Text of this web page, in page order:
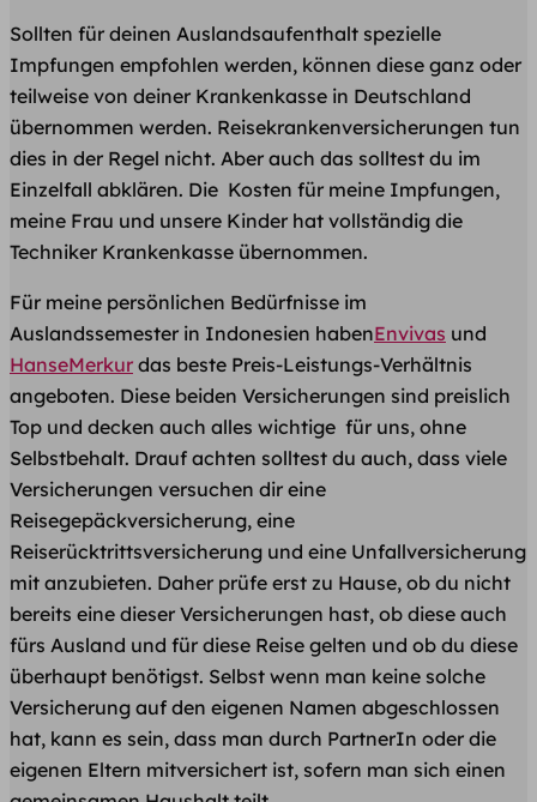
Sollten für deinen Auslandsaufenthalt spezielle
Impfungen empfohlen werden, können diese ganz oder
teilweise von deiner Krankenkasse in Deutschland
übernommen werden. Reisekrankenversicherungen tun
dies in der Regel nicht. Aber auch das solltest du im
Einzelfall abklären. Die Kosten für meine Impfungen,
meine Frau und unsere Kinder hat vollständig die
Techniker Krankenkasse übernommen.
Für meine persönlichen Bedürfnisse im
Auslandssemester in Indonesien habenEnvivas und
HanseMerkur das beste Preis-Leistungs-Verhältnis
angeboten. Diese beiden Versicherungen sind preislich
Top und decken auch alles wichtige für uns, ohne
Selbstbehalt. Drauf achten solltest du auch, dass viele
Versicherungen versuchen dir eine
Reisegepäckversicherung, eine
Reiserücktrittsversicherung und eine Unfallversicherung
mit anzubieten. Daher prüfe erst zu Hause, ob du nicht
bereits eine dieser Versicherungen hast, ob diese auch
fürs Ausland und für diese Reise gelten und ob du diese
überhaupt benötigst. Selbst wenn man keine solche
Versicherung auf den eigenen Namen abgeschlossen
hat, kann es sein, dass man durch PartnerIn oder die
eigenen Eltern mitversichert ist, sofern man sich einen